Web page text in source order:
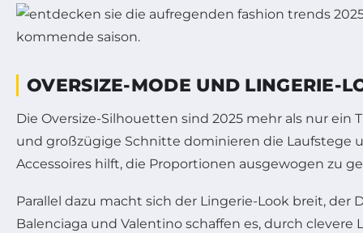
OVERSIZE-MODE UND LINGERIE-
Die Oversize-Silhouetten sind 2025 mehr als nur
und großzügige Schnitte dominieren die Laufstege
Accessoires hilft, die Proportionen ausgewogen zu
Parallel dazu macht sich der Lingerie-Look breit,
Balenciaga und Valentino schaffen es, durch